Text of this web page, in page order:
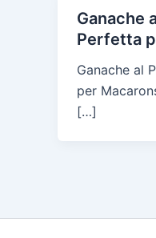
Ganache
Perfetta
Ganache al
per
[…]